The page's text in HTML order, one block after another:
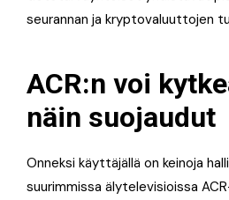
seurannan ja kryptovaluuttojen
ACR:n voi
näin suojaudut
Onneksi käyttäjällä on keinoja
suurimmissa älytelevisioissa